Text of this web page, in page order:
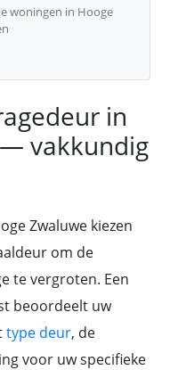
woningen in Hooge
in
vakkundig
Zwaluwe kiezen
om de
te vergroten. Een
beoordeelt uw
type deur, de
voor uw specifieke